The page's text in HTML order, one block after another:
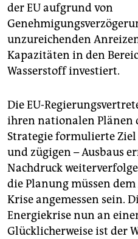
der EU aufgrund von
unzureichenden
Kapazitäten in den
Wasserstoff investiert.
Die EU-
ihren nationalen Plänen
Strategie formulierte
und zügigen – Ausbaus
Nachdruck
die Planung müssen
Krise angemessen sein.
Energiekrise nun an
Glücklicherweise ist der